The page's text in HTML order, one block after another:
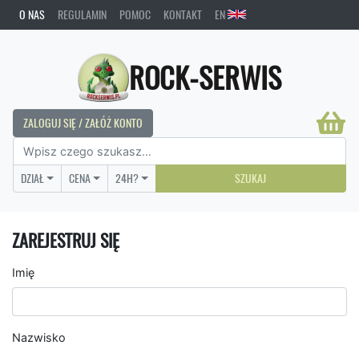
O NAS REGULAMIN POMOC KONTAKT EN
ROCK-SERWIS
ZALOGUJ SIĘ / ZAŁÓŻ KONTO
DZIAŁ CENA 24H? SZUKAJ
ZAREJESTRUJ SIĘ
Imię
Nazwisko